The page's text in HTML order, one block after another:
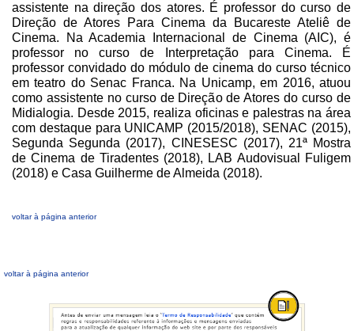
assistente na direção dos atores. É professor do curso de
Direção de Atores Para Cinema da Bucareste Ateliê de
Cinema. Na Academia Internacional de Cinema (AIC), é
professor no curso de Interpretação para Cinema. É
professor convidado do módulo de cinema do curso técnico
em teatro do Senac Franca. Na Unicamp, em 2016, atuou
como assistente no curso de Direção de Atores do curso de
Midialogia. Desde 2015, realiza oficinas e palestras na área
com destaque para UNICAMP (2015/2018), SENAC (2015),
Segunda Segunda (2017), CINESESC (2017), 21ª Mostra
de Cinema de Tiradentes (2018), LAB Audovisual Fuligem
(2018) e Casa Guilherme de Almeida (2018).
voltar à página anterior
voltar à página anterior